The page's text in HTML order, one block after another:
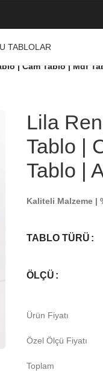
TABLOLAR
| Cam Tablo | Mdf
Lila
Tablo |
Tablo |
Kaliteli Malzeme |
TABLO TÜRÜ
ÖLÇÜ
Ürün Fiyatı
Özel Ölçü Fiyatı
Toplam